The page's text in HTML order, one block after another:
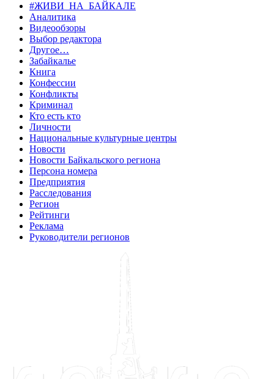
#ЖИВИ_НА_БАЙКАЛЕ
Аналитика
Видеообзоры
Выбор редактора
Другое…
Забайкалье
Книга
Конфессии
Конфликты
Криминал
Кто есть кто
Личности
Национальные культурные центры
Новости
Новости Байкальского региона
Персона номера
Предприятия
Расследования
Регион
Рейтинги
Реклама
Руководители регионов